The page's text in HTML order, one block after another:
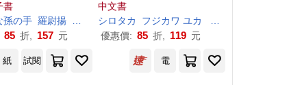
書
孫の手 羅尉揚
シロタカ
85 折, 157 元
中文書
シロタカ
フジカワ ユカ
優惠價: 85 折, 119 元
紙 試閱 電